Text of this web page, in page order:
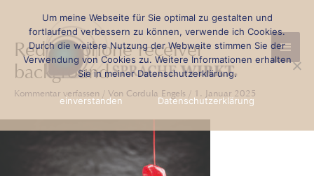
springenRed telephone receiver
background
Kommentar verfassen / Von Cordula Engels / 1. Januar 2025
Um meine Webseite für Sie optimal zu gestalten und
fortlaufend verbessern zu können, verwende ich Cookies.
Durch die weitere Nutzung der Webweite stimmen Sie der
Verwendung von Cookies zu. Weitere Informationen erhalten
Sie in meiner Datenschutzerklärung.
einverstanden Datenschutzerklärung